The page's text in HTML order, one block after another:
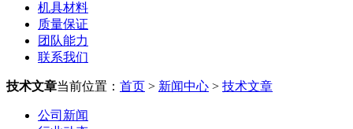
机具材料
质量保证
团队能力
联系我们
技术文章当前位置： 首页 > 新闻中心 > 技术文章
公司新闻